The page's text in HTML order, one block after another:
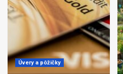
Úvery a pôžičky